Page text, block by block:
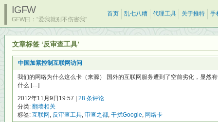
IGFW
GFW曰：“爱我就别不伤害我”
首页 乱七八糟 代理工具 关于推特 手
文章标签 ‘反审查工具’
中国加紧控制互联网访问
我们的网络为什么这么卡（来源） 国外的互联网服务遭到了空前劣化，显然
什么 […]
2012年11月9日19:57 | 28 条评论
分类: 翻墙相关
标签: 互联网 , 反审查工具, 审查之都, 干扰Google, 网络卡